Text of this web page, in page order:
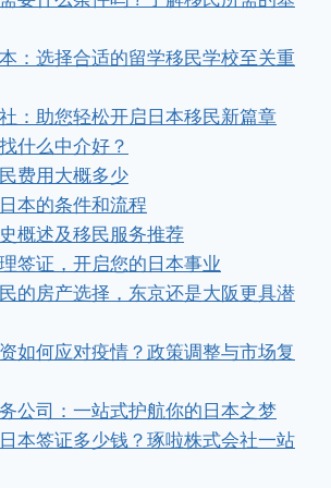
：选择合适的留学移民学校至关重
：助您轻松开启日本移民新篇章
什么中介好？
费用大概多少
本的条件和流程
概述及移民服务推荐
签证，开启您的日本事业
的房产选择，东京还是大阪更具潜
如何应对疫情？政策调整与市场复
公司：一站式护航你的日本之梦
本签证多少钱？琢啦株式会社一站